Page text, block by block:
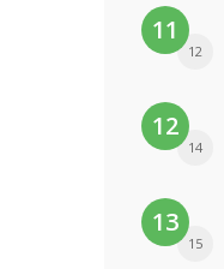
11
12
12
14
13
15